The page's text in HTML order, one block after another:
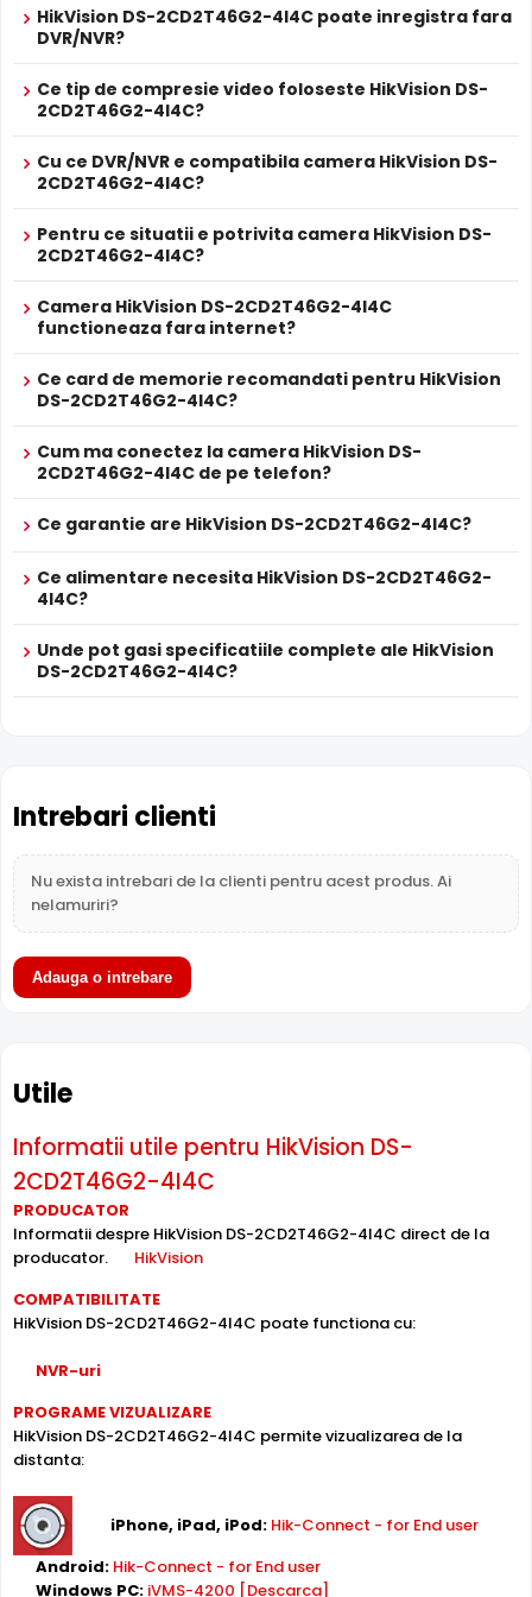
zilei, pentru a evita defectele de culoare, iar pe timpul
noptii acesta este retras pentru a permite luminii IR sa
Infrarosu Inteligent (Smart IR)
Infrarosu Inteligent(Smart IR), ce regleaza automat
intensitatea iluminatorului in infrarosu in functie de
distanta obiectului, eliminand riscul de suprasaturare a
imaginii la distante mici.
True WDR
camerei HikVision DS-2CD2T46G2-4I4C, compenseaza
atat imaginea din prim plan, cat si imaginea de fundal, in
clare pe intreaga scena.
HikVision DS-2CD2T46G2-4I4C suporta alimentare
over Ethernet (PoE)
prin acelasi cablu de retea. Simplifica instalarea
semnificativ, eliminand necesitatea unui cablu de
alimentare separat.
Inregistrare pe Card
microSDincorporat, permitand inregistrarea locala
direct pe camera. Utila ca backup sau pentru instalari
Lentila Fixa
Camera HikVision DS-2CD2T46G2-4I4C are olentila fixa
ce ofera un unghi fix de vizualizare, ce nu poate fi reglat in
momentul instalarii, fiind pretabila in supravegherea
generala a zonelor. Distanta focala este de 4.0 mm.
Compresie H.265+
Alimentare
POE
Se poate alimenta printr-un singur cablu UTP/FTP din
NVR sau Switch POE
Prospect
tehnic
HikVision DS-2CD2T46G2-4I4C
* Specificatiile tehnice ale produsului HikVision DS-2CD2T46G2-4I4C au
caracter informativ.
HikVision DS-2CD2T46G2-4I4C poate inregistra fara
DVR/NVR?
Ce tip de compresie video foloseste HikVision DS-
2CD2T46G2-4I4C?
Cu ce DVR/NVR e compatibila camera HikVision DS-
2CD2T46G2-4I4C?
Pentru ce situatii e potrivita camera HikVision DS-
2CD2T46G2-4I4C?
Camera HikVision DS-2CD2T46G2-4I4C
functioneaza fara internet?
Ce card de memorie recomandati pentru HikVision
DS-2CD2T46G2-4I4C?
Cum ma conectez la camera HikVision DS-
2CD2T46G2-4I4C de pe telefon?
Ce garantie are HikVision DS-2CD2T46G2-4I4C?
Ce alimentare necesita HikVision DS-2CD2T46G2-
4I4C?
Unde pot gasi specificatiile complete ale HikVision
DS-2CD2T46G2-4I4C?
Intrebari clienti
Nu exista intrebari de la clienti pentru acest produs. Ai
nelamuriri?
Adauga o intrebare
Utile
Informatii utile pentru HikVision DS-
2CD2T46G2-4I4C
PRODUCATOR
Informatii despre HikVision DS-2CD2T46G2-4I4C direct de la
producator.
HikVision
COMPATIBILITATE
HikVision DS-2CD2T46G2-4I4C poate functiona cu:
NVR-uri
PROGRAME VIZUALIZARE
HikVision DS-2CD2T46G2-4I4C permite vizualizarea de la
distanta:
iPhone, iPad, iPod: Hik-Connect - for End user
Android: Hik-Connect - for End user
Windows PC: iVMS-4200 [Descarca]